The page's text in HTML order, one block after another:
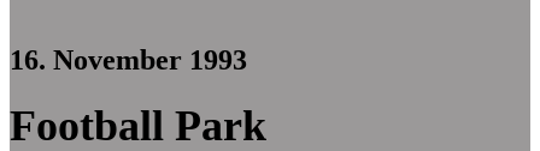
16. November 1993
Football Park